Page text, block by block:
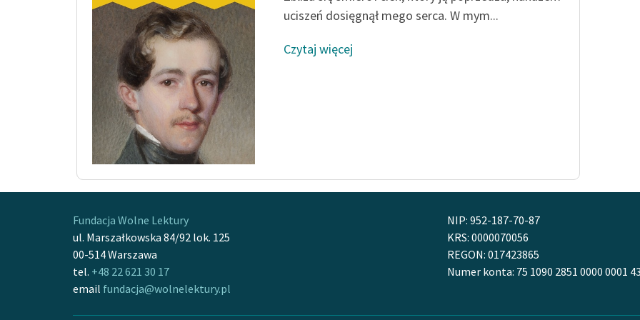
uciszeń dosięgnął mego serca. W mym...
Czytaj więcej
Fundacja Wolne Lektury
ul. Marszałkowska 84/92 lok. 125
00-514 Warszawa
tel. +48 22 621 30 17
email fundacja@wolnelektury.pl
NIP: 952-187-70-87
KRS: 0000070056
REGON: 017423865
Numer konta: 75 1090 2851 0000 0001